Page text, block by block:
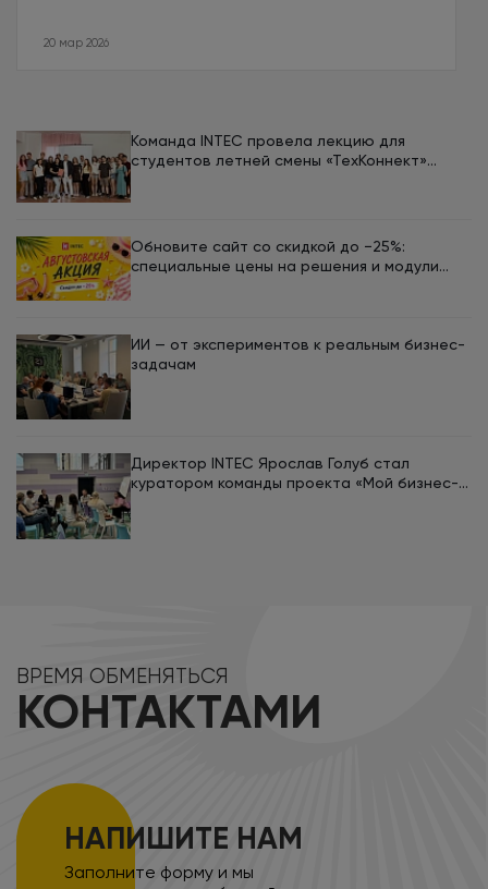
20 мар 2026
Команда INTEC провела лекцию для
студентов летней смены «ТехКоннект»
Обновите сайт со скидкой до −25%:
специальные цены на решения и модули
INTEC в августе
ИИ — от экспериментов к реальным бизнес-
задачам
Директор INTEC Ярослав Голуб стал
куратором команды проекта «Мой бизнес-
кемп 2026»
ВРЕМЯ ОБМЕНЯТЬСЯ
КОНТАКТАМИ
НАПИШИТЕ НАМ
Заполните форму и мы